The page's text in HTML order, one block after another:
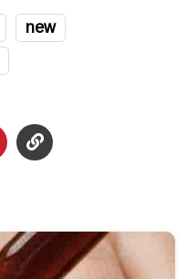
new